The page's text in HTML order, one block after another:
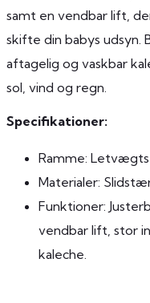
samt en vendbar lift,
skifte din babys udsyn.
aftagelig og vaskbar
sol, vind og regn.
Specifikationer:
Ramme: Letvægts
Materialer:
Funktioner:
vendbar lift, stor
kaleche.